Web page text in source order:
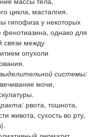
цикла, масталгия.
гипофиза у некоторых
однако для
связи между
опухоли
системы:
мочи,
рвота, тошнота,
живота, сухость во рту,